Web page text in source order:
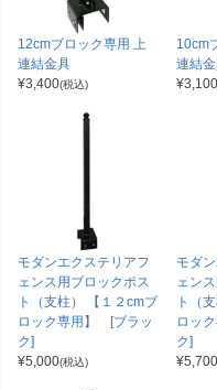
12cmブロック専用 上
連結金具
¥3,400(税込)
10cm
連結
¥3,100
モダンエクステリアフ
ェンス用ブロックポス
ト（支柱） 【１２cmブ
ロック専用】 [ブラッ
ク]
¥5,000(税込)
モダ
ェン
ト（
ロッ
ク]
¥5,700